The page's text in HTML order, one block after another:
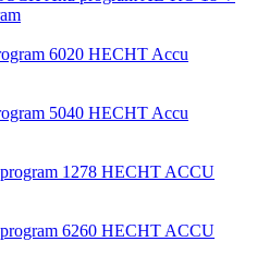
HECHT Accu
HECHT Accu
HECHT ACCU
HECHT ACCU